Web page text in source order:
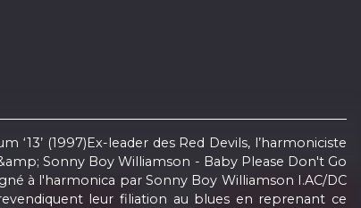
(1997)Ex-leader des Red Devils, l’harmoniciste
Sonny Boy Williamson - Baby Please Don't Go
à l'harmonica par Sonny Boy Williamson I.AC/DC
leur filiation au blues en reprenant ce